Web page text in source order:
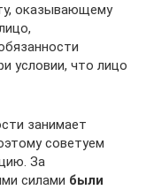
оказывающему
условии, что лицо
занимает
советуем
За
силами были